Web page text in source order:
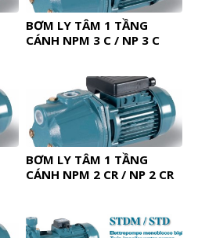
BƠM LY TÂM 1 TẦNG
CÁNH NPM 3 C / NP 3 C
BƠM LY TÂM 1 TẦNG
CÁNH NPM 2 CR / NP 2 CR